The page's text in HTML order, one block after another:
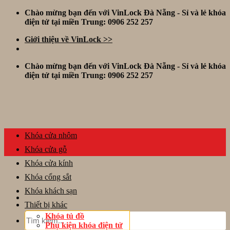
Skip
Chào mừng bạn đến với VinLock Đà Nẵng - Sỉ và lẻ khóa
điện tử tại miền Trung: 0906 252 257
Giới thiệu về VinLock >>
Chào mừng bạn đến với VinLock Đà Nẵng - Sỉ và lẻ khóa
điện tử tại miền Trung: 0906 252 257
Tìm
kiếm:
Khóa cửa nhôm
Khóa cửa gỗ
Khóa cửa kính
Khóa cổng sắt
Khóa khách sạn
Thiết bị khác
Khóa tủ đồ
Phụ kiện khóa điện tử